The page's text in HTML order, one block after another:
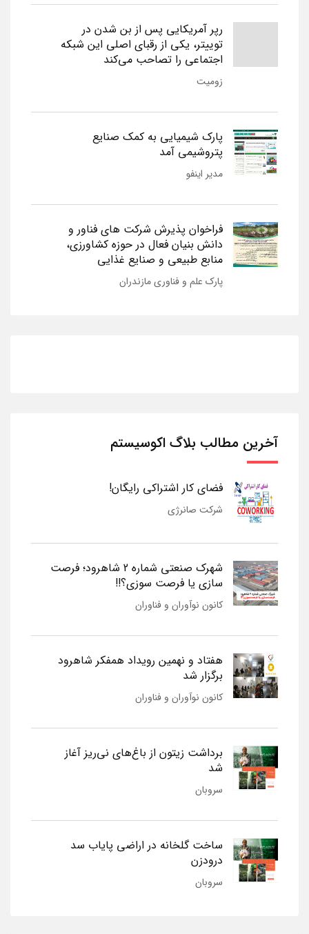
رپر آمریکایی پس از بن شدن در
توییتر، یکی از رقبای اصلی این شبکه
اجتماعی را تصاحب می‌کند
زومیت
پارک شیمیایی به کمک صنایع
پتروشیمی آمد
مدیر اینفو
فراخوان پذیرش شرکت های فناور و
دانش بنیان فعال در حوزه کشاورزی،
منابع طبیعی و صنایع غذایی
پارک علم و فناوری مازندران
آخرین مطالب بلاگ اکوسیستم
فضای کار اشتراکی رایگان!
شرکت صانرژی
شهرک صنعتی شماره 2 شاهرود؛ فرصت
سازی یا فرصت سوزی؟!!
کانون نوآوران و فناوران
هفتاد و نهمین رویداد همفکر شاهرود
برگزار شد
کانون نوآوران و فناوران
برداشت زیتون از باغ‌های نی‌ریز آغاز
شد
سروبان
ساخت گلخانه در اراضی پایاب سد
درودزن
سروبان